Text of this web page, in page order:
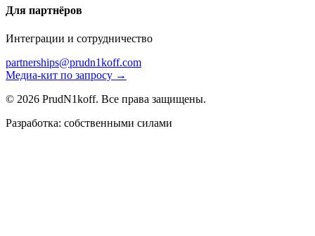
Для партнёров
Интеграции и сотрудничество
partnerships@prudn1koff.com
Медиа-кит по запросу →
© 2026 PrudN1koff. Все права защищены.
Разработка: собственными силами